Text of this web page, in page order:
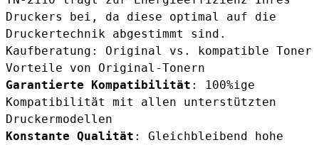
Druckers bei, da diese optimal auf die
Druckertechnik abgestimmt sind.
Kaufberatung: Original vs. kompatible Toner
Vorteile von Original-Tonern
Garantierte Kompatibilität : 100%ige
Kompatibilität mit allen unterstützten
Druckermodellen
Konstante Qualität : Gleichbleibend hohe